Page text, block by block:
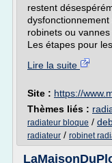
restent
robinets ou
Les étapes pour
Lire la suite
Site : https://
Thèmes liés :
radiateur bloque /
radiateur / robinet